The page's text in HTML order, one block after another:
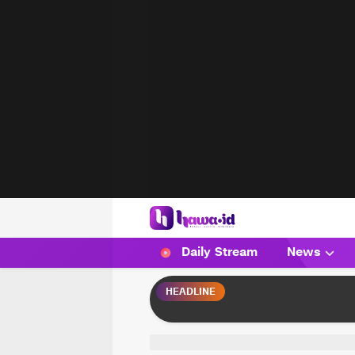
HAWA
Haluan Wanita Indonesia
Daily Stream News
HEADLINE